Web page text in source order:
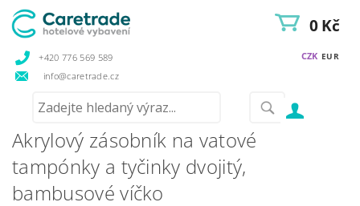
+420 776 569 589
info@caretrade.cz
CZK EUR
0 Kč
Akrylový zásobník na vatové
tampónky a tyčinky dvojitý,
bambusové víčko